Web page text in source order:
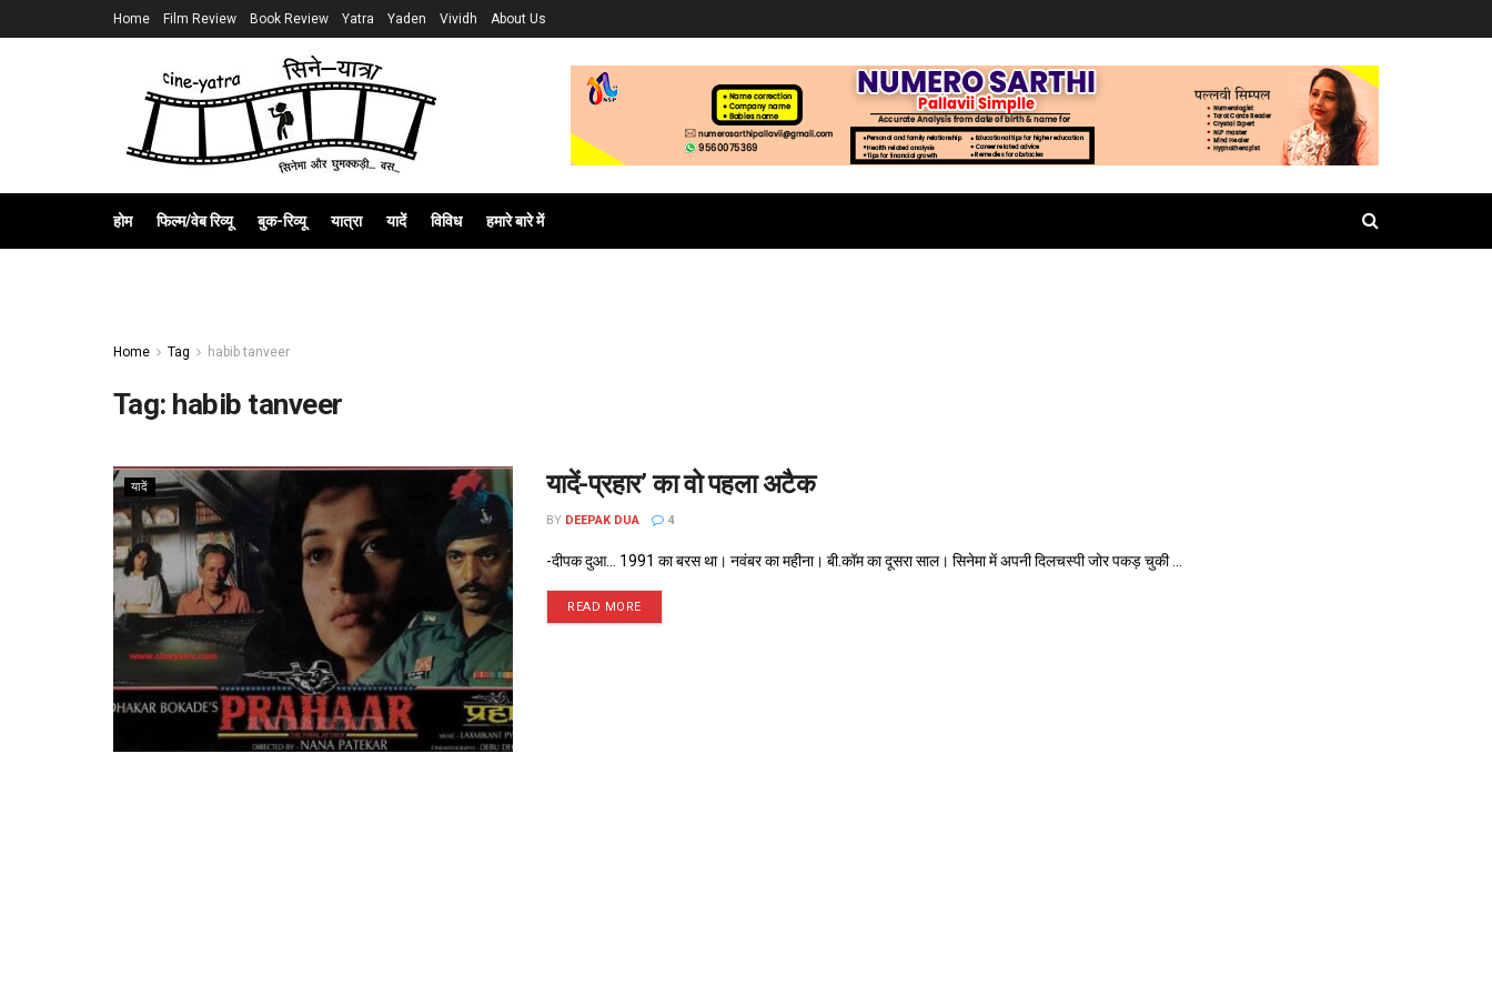
Home Film Review Book Review Yatra Yaden Vividh About Us
होम फिल्म/वेब रिव्यू बुक-रिव्यू यात्रा यादें विविध हमारे बारे में
Home Tag habib tanveer
Tag: habib tanveer
यादें यादें-प्रहार’ का वो पहला अटैक
BY DEEPAK DUA 4
-दीपक दुआ... 1991 का बरस था। नवंबर का महीना। बी.कॉम का दूसरा साल। सिनेमा में अपनी दिलचस्पी जोर पकड़ चुकी ...
READ MORE